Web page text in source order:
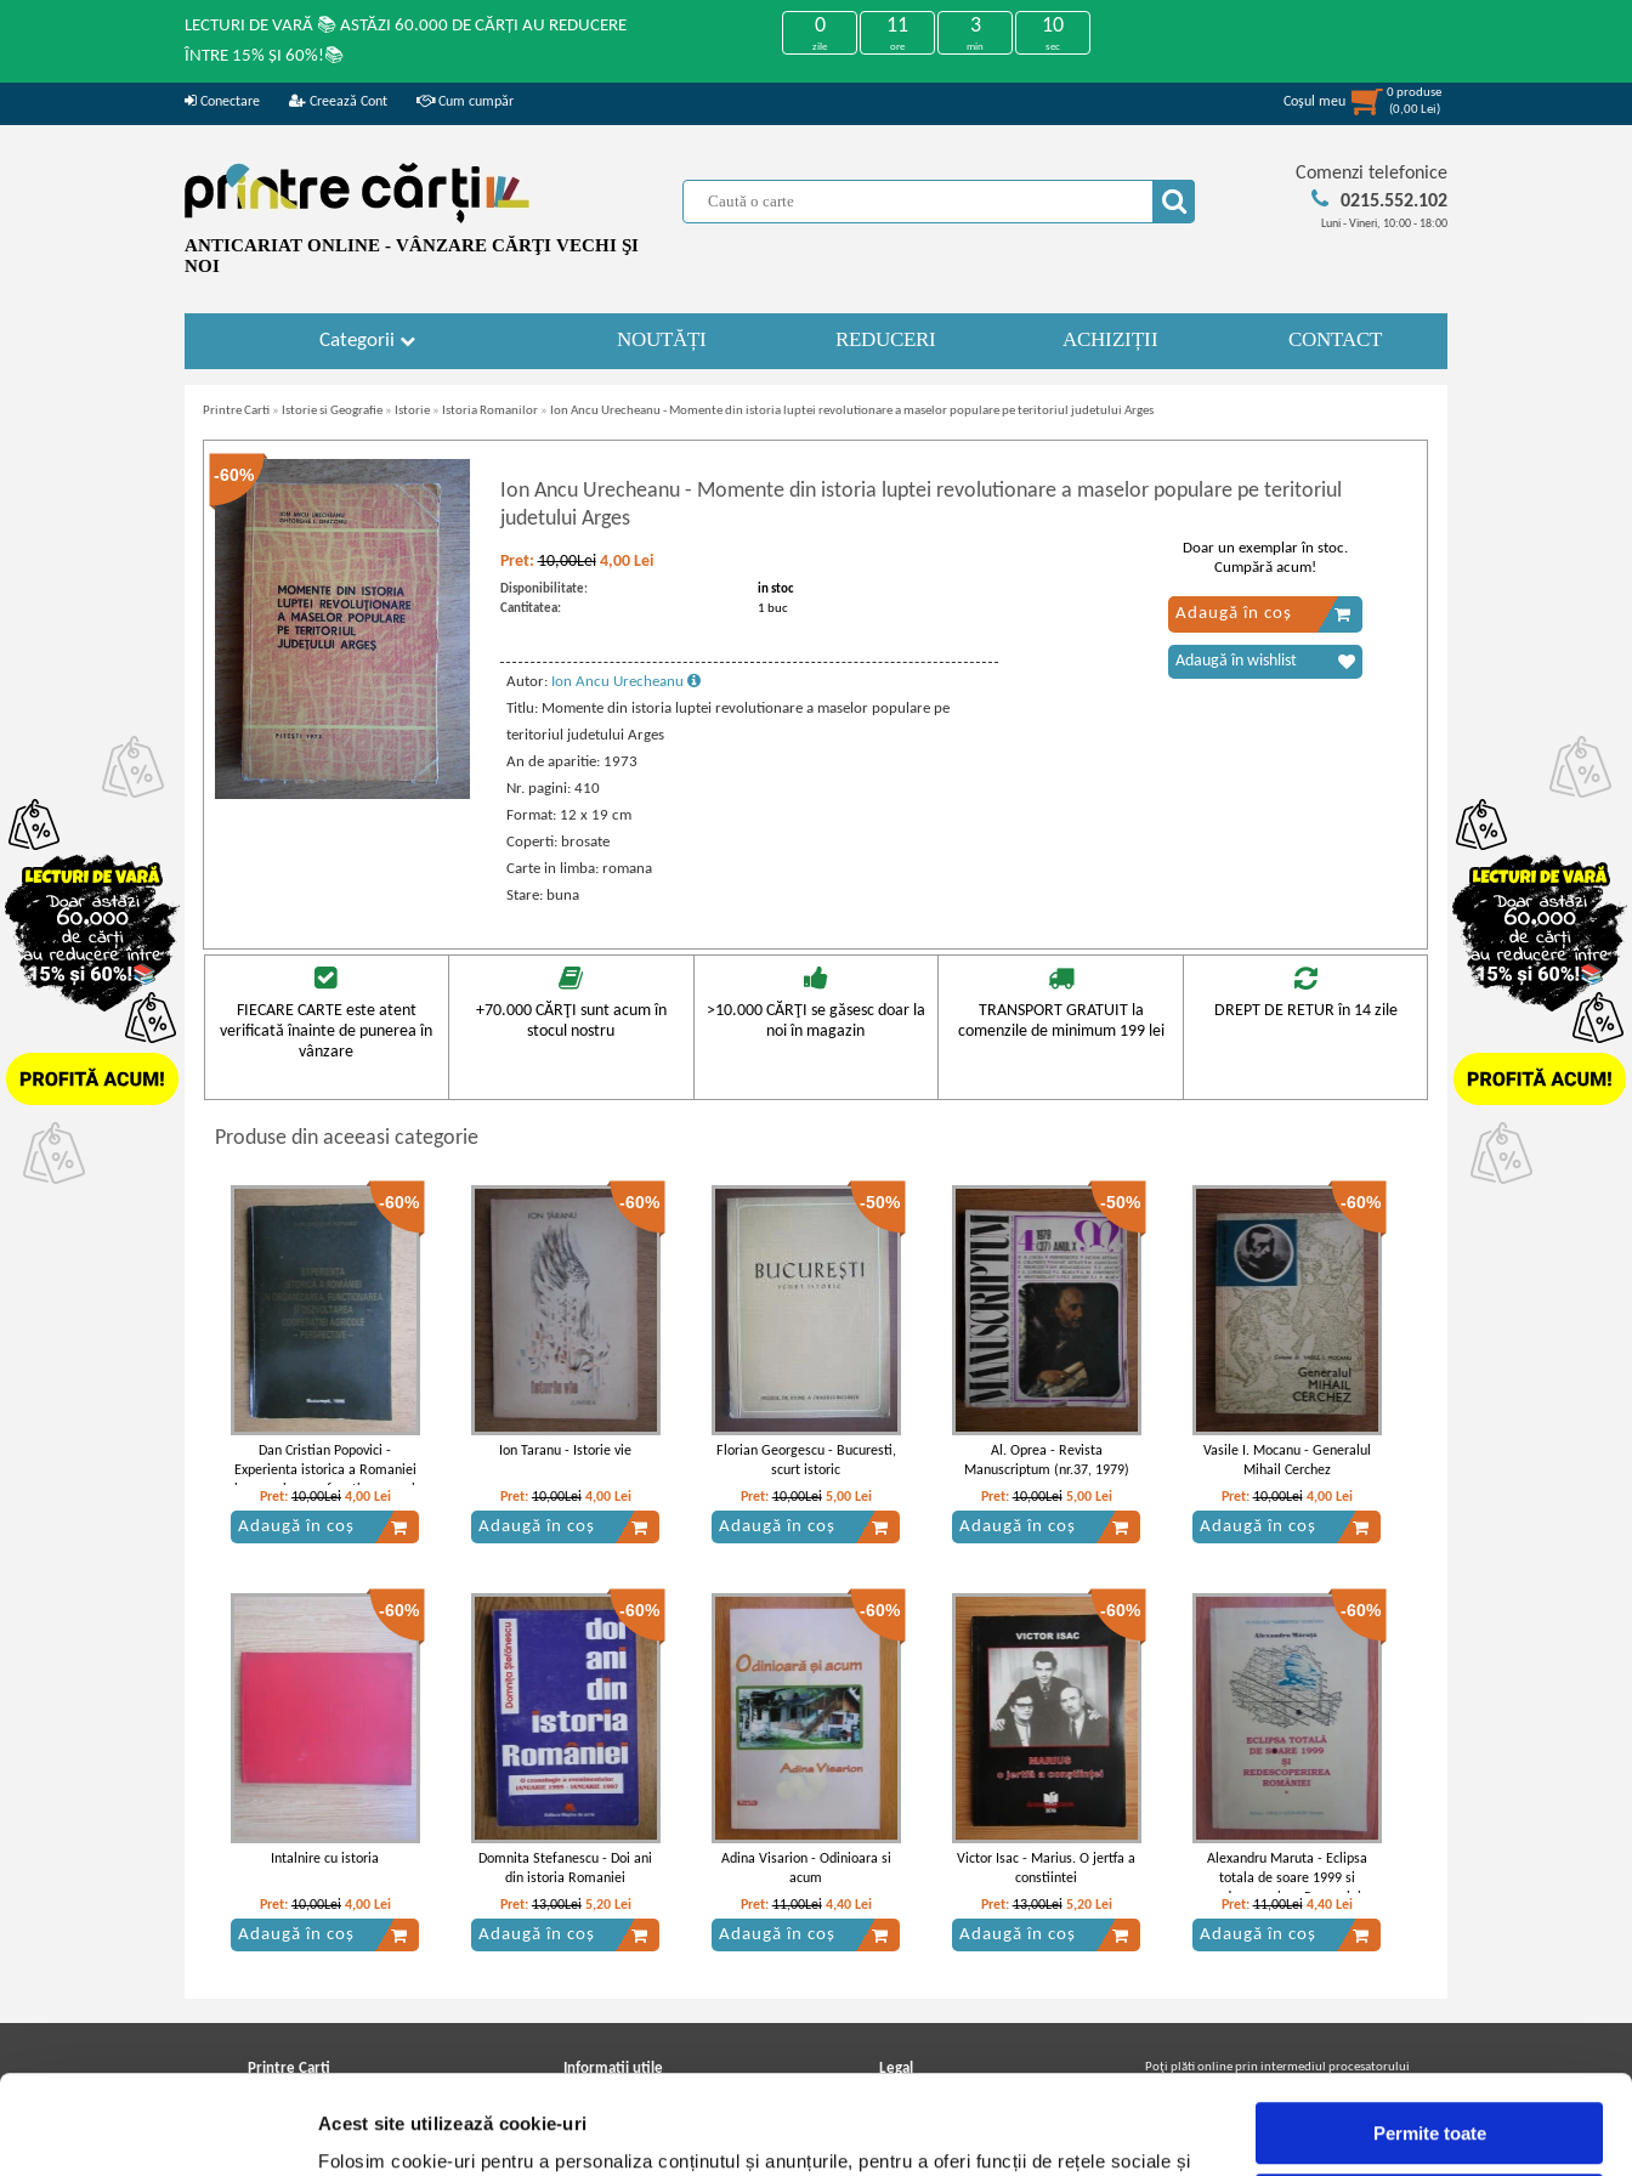
Acest site utilizează cookie-uri
Folosim cookie-uri pentru a personaliza conținutul și anunțurile, pentru a oferi funcții de rețele sociale și
Permite toate
LECTURI DE VARĂ 📚 ASTĂZI 60.000 DE CĂRȚI AU REDUCERE
ÎNTRE 15% ȘI 60%!📚
0
zile
11
ore
3
min
10
sec
Conectare Creează Cont Cum cumpăr Coşul meu
0produse
(0,00 Lei)
ANTICARIAT ONLINE - VÂNZARE CĂRŢI VECHI ŞI
NOI
Comenzi telefonice
0215.552.102
Luni - Vineri, 10:00 - 18:00
Categorii NOUTĂȚI REDUCERI ACHIZIȚII CONTACT
Printre Carti » Istorie si Geografie » Istorie » Istoria Romanilor » Ion Ancu Urecheanu - Momente din istoria luptei revolutionare a maselor populare pe teritoriul judetului Arges
-60%
Ion Ancu Urecheanu - Momente din istoria luptei revolutionare a maselor populare pe teritoriul
judetului Arges
Pret:10,00Lei 4,00 Lei
Disponibilitate:
in stoc
Cantitatea:
1 buc
Autor: Ion Ancu Urecheanu
Titlu: Momente din istoria luptei revolutionare a maselor populare pe
teritoriul judetului Arges
An de aparitie: 1973
Nr. pagini: 410
Format: 12 x 19 cm
Coperti: brosate
Carte in limba: romana
Stare: buna
Doar un exemplar în stoc.
Cumpără acum!
Adaugă în coș
Adaugă în wishlist
FIECARE CARTE este atent
verificată înainte de punerea în
vânzare
+70.000 CĂRŢI sunt acum în
stocul nostru
>10.000 CĂRŢI se găsesc doar la
noi în magazin
TRANSPORT GRATUIT la
comenzile de minimum 199 lei
DREPT DE RETUR în 14 zile
Produse din aceeasi categorie
-60%
Dan Cristian Popovici -
Experienta istorica a Romaniei
in organizarea, functionarea si
dezvoltarea cooperatiei agricole
Pret: 10,00Lei 4,00 Lei
Adaugă în coș
-60%
Ion Taranu - Istorie vie
Pret:10,00Lei 4,00 Lei
Adaugă în coș
-50%
Florian Georgescu - Bucuresti,
scurt istoric
Pret:10,00Lei 5,00 Lei
Adaugă în coș
-50%
Al. Oprea - Revista
Manuscriptum (nr.37, 1979)
Pret:10,00Lei 5,00 Lei
Adaugă în coș
-60%
Vasile I. Mocanu - Generalul
Mihail Cerchez
Pret:10,00Lei 4,00 Lei
Adaugă în coș
-60%
Intalnire cu istoria
Pret: 10,00Lei 4,00 Lei
Adaugă în coș
-60%
Domnita Stefanescu - Doi ani
din istoria Romaniei
Pret:13,00Lei 5,20 Lei
Adaugă în coș
-60%
Adina Visarion - Odinioara si
acum
Pret:11,00Lei 4,40 Lei
Adaugă în coș
-60%
Victor Isac - Marius. O jertfa a
constiintei
Pret:13,00Lei 5,20 Lei
Adaugă în coș
-60%
Alexandru Maruta - Eclipsa
totala de soare 1999 si
redescoperirea Romaniei
Pret:11,00Lei 4,40 Lei
Adaugă în coș
Printre Carti Informatii utile
Achizitii viniluri, casete, CD/DVD
Cum cumpar?
Legal
Termeni si conditii
Poţi plăti online prin intermediul procesatorului
Urmăreşte-ne pe facebook pentru a fi la curent cu